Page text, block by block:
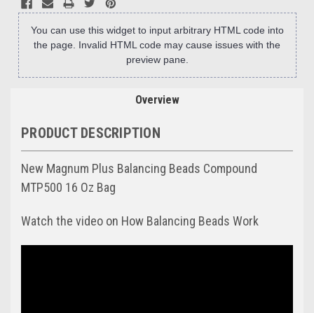
You can use this widget to input arbitrary HTML code into
the page. Invalid HTML code may cause issues with the
preview pane.
Overview
PRODUCT DESCRIPTION
New Magnum Plus Balancing Beads Compound
MTP500 16 Oz Bag
Watch the video on How Balancing Beads Work